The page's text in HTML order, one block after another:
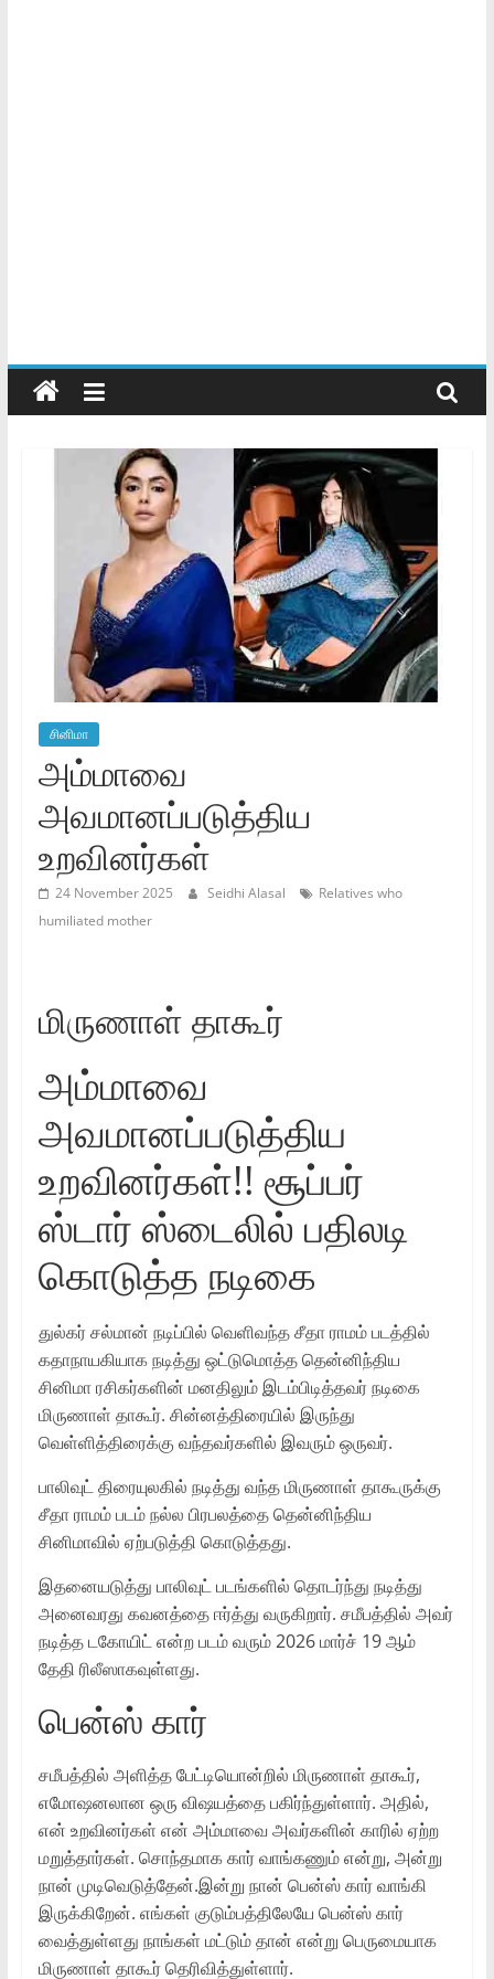
சினிமா
அம்மாவை
அவமானப்படுத்திய
உறவினர்கள்
24 November 2025 Seidhi Alasal
Relatives who
humiliated mother
மிருணாள் தாகூர்
அம்மாவை
அவமானப்படுத்திய
உறவினர்கள்!! சூப்பர்
ஸ்டார் ஸ்டைலில் பதிலடி
கொடுத்த நடிகை
துல்கர் சல்மான் நடிப்பில் வெளிவந்த சீதா ராமம் படத்தில்
கதாநாயகியாக நடித்து ஒட்டுமொத்த தென்னிந்திய
சினிமா ரசிகர்களின் மனதிலும் இடம்பிடித்தவர் நடிகை
மிருணாள் தாகூர். சின்னத்திரையில் இருந்து
வெள்ளித்திரைக்கு வந்தவர்களில் இவரும் ஒருவர்.
பாலிவுட் திரையுலகில் நடித்து வந்த மிருணாள் தாகூருக்கு
சீதா ராமம் படம் நல்ல பிரபலத்தை தென்னிந்திய
சினிமாவில் ஏற்படுத்தி கொடுத்தது.
இதனையடுத்து பாலிவுட் படங்களில் தொடர்ந்து நடித்து
அனைவரது கவனத்தை ஈர்த்து வருகிறார். சமீபத்தில் அவர்
நடித்த டகோயிட் என்ற படம் வரும் 2026 மார்ச் 19 ஆம்
தேதி ரிலீஸாகவுள்ளது.
பென்ஸ் கார்
சமீபத்தில் அளித்த பேட்டியொன்றில் மிருணாள் தாகூர்,
எமோஷனலான ஒரு விஷயத்தை பகிர்ந்துள்ளார். அதில்,
என் உறவினர்கள் என் அம்மாவை அவர்களின் காரில் ஏற்ற
மறுத்தார்கள். சொந்தமாக கார் வாங்கணும் என்று, அன்று
நான் முடிவெடுத்தேன்.இன்று நான் பென்ஸ் கார் வாங்கி
இருக்கிறேன். எங்கள் குடும்பத்திலேயே பென்ஸ் கார்
வைத்துள்ளது நாங்கள் மட்டும் தான் என்று பெருமையாக
மிருணாள் தாகூர் தெரிவித்துள்ளார்.